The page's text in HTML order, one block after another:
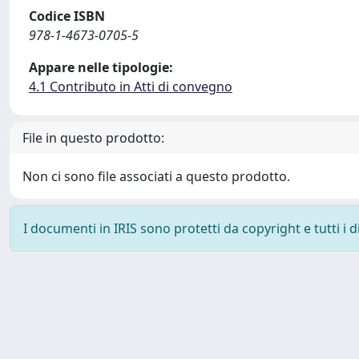
Codice ISBN
978-1-4673-0705-5
Appare nelle tipologie:
4.1 Contributo in Atti di convegno
File in questo prodotto:
Non ci sono file associati a questo prodotto.
I documenti in IRIS sono protetti da copyright e tutti i